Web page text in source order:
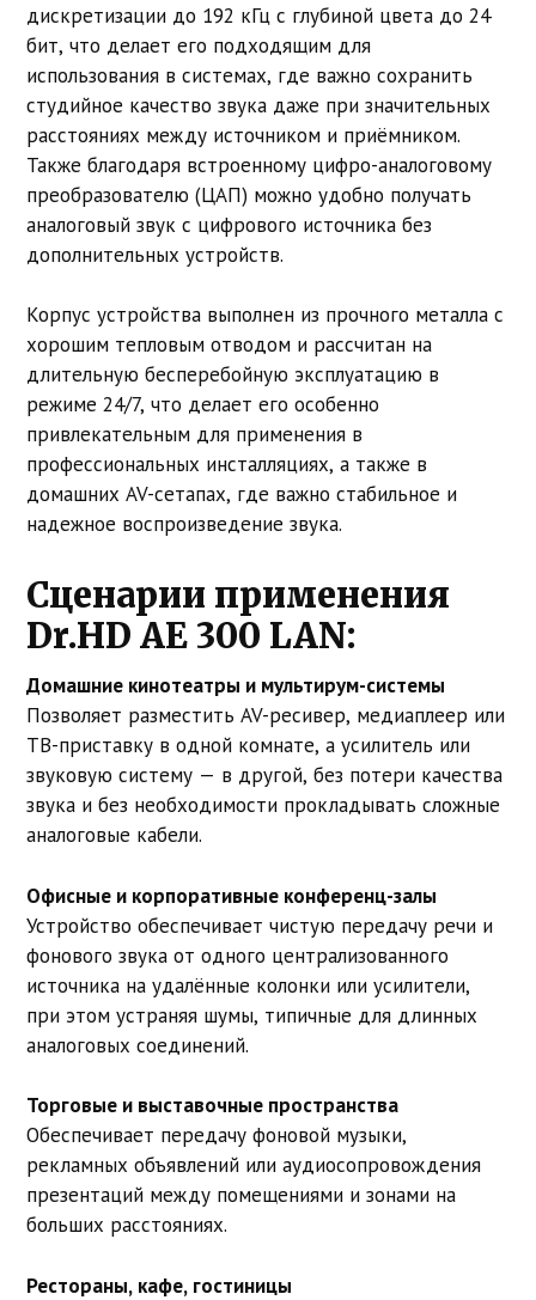
дискретизации до 192 кГц с глубиной цвета до 24
бит, что делает его подходящим для
использования в системах, где важно сохранить
студийное качество звука даже при значительных
расстояниях между источником и приёмником.
Также благодаря встроенному цифро-аналоговому
преобразователю (ЦАП) можно удобно получать
аналоговый звук с цифрового источника без
дополнительных устройств.
Корпус устройства выполнен из прочного металла с
хорошим тепловым отводом и рассчитан на
длительную бесперебойную эксплуатацию в
режиме 24/7, что делает его особенно
привлекательным для применения в
профессиональных инсталляциях, а также в
домашних AV-сетапах, где важно стабильное и
надежное воспроизведение звука.
Сценарии применения
Dr.HD AE 300 LAN:
Домашние кинотеатры и мультирум-системы
Позволяет разместить AV-ресивер, медиаплеер или
ТВ-приставку в одной комнате, а усилитель или
звуковую систему — в другой, без потери качества
звука и без необходимости прокладывать сложные
аналоговые кабели.
Офисные и корпоративные конференц-залы
Устройство обеспечивает чистую передачу речи и
фонового звука от одного централизованного
источника на удалённые колонки или усилители,
при этом устраняя шумы, типичные для длинных
аналоговых соединений.
Торговые и выставочные пространства
Обеспечивает передачу фоновой музыки,
рекламных объявлений или аудиосопровождения
презентаций между помещениями и зонами на
больших расстояниях.
Рестораны, кафе, гостиницы